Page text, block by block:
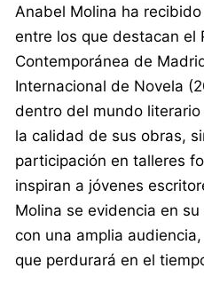
Anabel Molina ha
entre los que destacan el
Contemporánea de
Internacional de Novela
dentro del mundo
la calidad de sus obras,
participación en talleres
inspiran a jóvenes
Molina se evidencia en
con una amplia
que perdurará en el